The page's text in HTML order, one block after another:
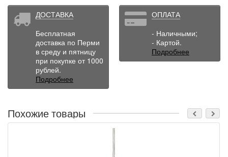
ДОСТАВКА
Бесплатная
доставка по Перми
в среду и пятницу
при покупке от 1000
рублей.
Подробнее
ОПЛАТА
- Наличными;
- Картой.
Подробнее
Похожие товары